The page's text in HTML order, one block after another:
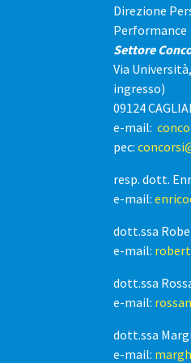
Direzione
Performance
Settore
Via
ingresso)
09124
e-mail:
pec:
resp. dott.
e-mail:
dott.ssa
e-mail:
dott.ssa
e-mail:
dott.ssa
e-mail: